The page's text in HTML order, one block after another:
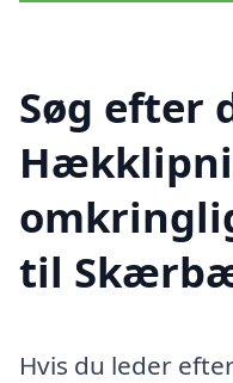
Søg efter
til
Hvis du leder